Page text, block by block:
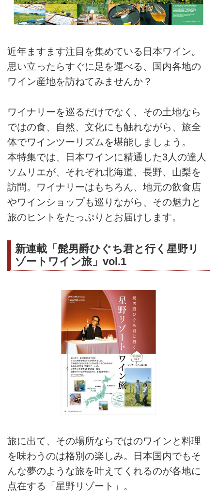
近年ますます注目を集めている日本ワイン。
思い立ったらすぐに足を運べる、国内各地の
ワイン産地を訪ねてみませんか？
ワイナリーを巡るだけでなく、その土地なら
ではの食、自然、文化にも触れながら、旅全
体でワインツーリズムを堪能しましょう。
本特集では、日本ワインに精通した3人の達人
ソムリエが、それぞれ北海道、長野、山梨を
訪問。ワイナリーはもちろん、地元の飲食店
やワインショップも巡りながら、その魅力と
旅のヒントをたっぷりとお届けします。
新連載「髭男爵ひぐち君と行く星野リ
ゾートワイン旅」vol.1
旅に出て、その場所ならではのワインと料理
を味わうのは格別の楽しみ。日本国内でもそ
んな夢のような旅を叶えてくれるのが各地に
点在する「星野リゾート」。